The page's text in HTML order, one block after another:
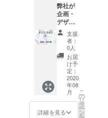
弊社が
企画・
デザイ
ンした
2020年
新作レ
ディー
ス浴衣
（浴衣
＋半巾
帯）と
支援者
様から
のお気
支援
者：
0人
お届
け予
定：
2020
年08
月
詳細を見る
こ
の
リ
タ
ー
ン
を